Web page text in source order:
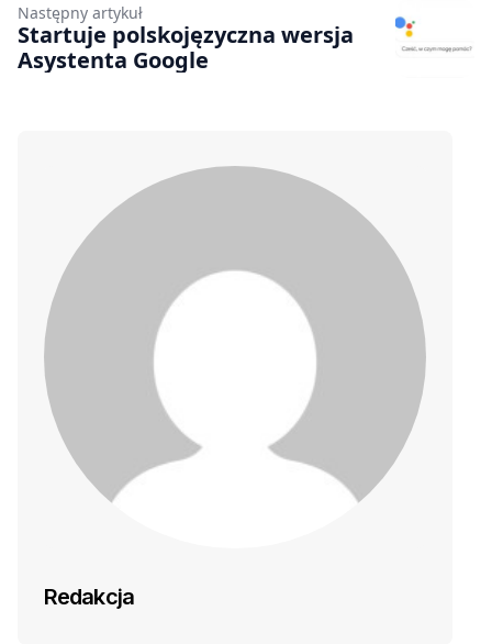
Następny artykuł
Startuje polskojęzyczna wersja
Asystenta Google
Redakcja